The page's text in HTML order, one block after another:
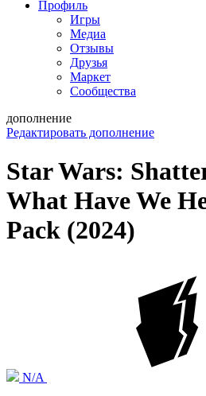
Профиль
Игры
Медиа
Отзывы
Друзья
Маркет
Сообщества
дополнение
Редактировать дополнение
Star Wars:
What Have We
Pack (2024)
N/A